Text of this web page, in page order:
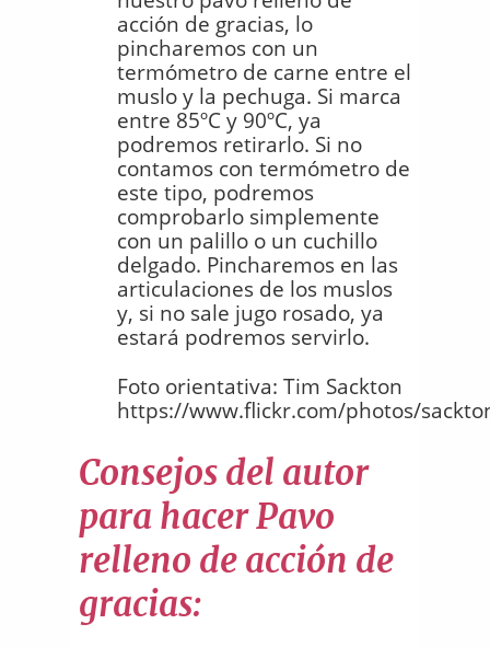
acción de gracias, lo
pincharemos con un
termómetro de carne entre el
muslo y la pechuga. Si marca
entre 85ºC y 90ºC, ya
podremos retirarlo. Si no
contamos con termómetro de
este tipo, podremos
comprobarlo simplemente
con un palillo o un cuchillo
delgado. Pincharemos en las
articulaciones de los muslos
y, si no sale jugo rosado, ya
estará podremos servirlo.
Foto orientativa: Tim Sackton
https://www.flickr.com/photos/
Consejos del autor
para hacer Pavo
relleno de acción de
gracias: